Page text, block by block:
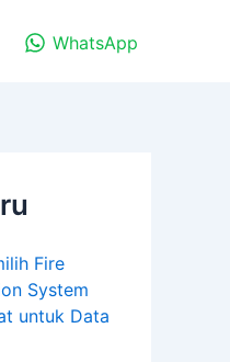
WhatsApp
Fire
System
untuk Data